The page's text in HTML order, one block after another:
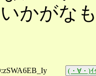
かがな
(・∀・)ｲ